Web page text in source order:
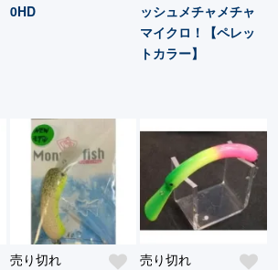
0HD
ッシュメチャメチャ
マイクロ！【ペレッ
トカラー】
売り切れ
売り切れ